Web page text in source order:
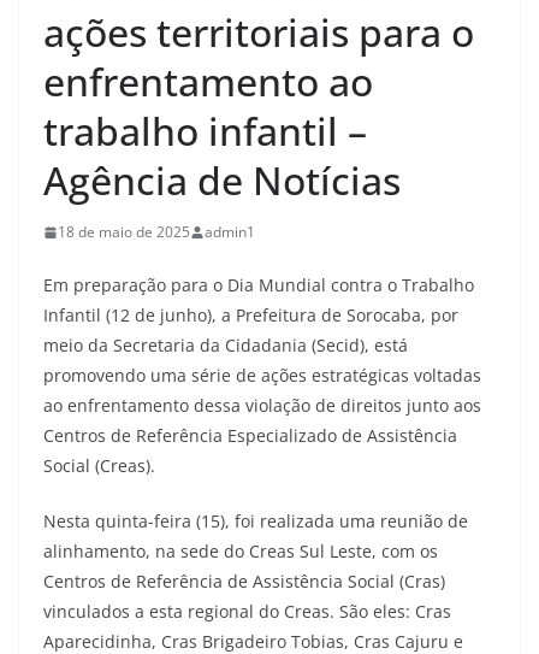
ações territoriais para o
enfrentamento ao
trabalho infantil –
Agência de Notícias
18 de maio de 2025 admin1
Em preparação para o Dia Mundial contra o Trabalho
Infantil (12 de junho), a Prefeitura de Sorocaba, por
meio da Secretaria da Cidadania (Secid), está
promovendo uma série de ações estratégicas voltadas
ao enfrentamento dessa violação de direitos junto aos
Centros de Referência Especializado de Assistência
Social (Creas).
Nesta quinta-feira (15), foi realizada uma reunião de
alinhamento, na sede do Creas Sul Leste, com os
Centros de Referência de Assistência Social (Cras)
vinculados a esta regional do Creas. São eles: Cras
Aparecidinha, Cras Brigadeiro Tobias, Cras Cajuru e